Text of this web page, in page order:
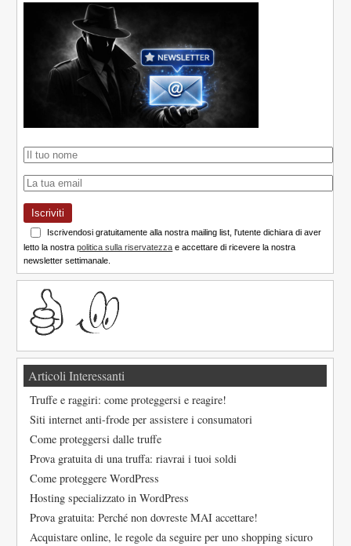
Iscriviti
Iscrivendosi gratuitamente alla nostra mailing list, l'utente dichiara di aver
letto la nostrapolitica sulla riservatezza e accettare di ricevere la nostra
newsletter settimanale.
Articoli Interessanti
Truffe e raggiri: come proteggersi e reagire!
Siti internet anti-frode per assistere i consumatori
Come proteggersi dalle truffe
Prova gratuita di una truffa: riavrai i tuoi soldi
Come proteggere WordPress
Hosting specializzato in WordPress
Prova gratuita: Perché non dovreste MAI accettare!
Acquistare online, le regole da seguire per uno shopping sicuro